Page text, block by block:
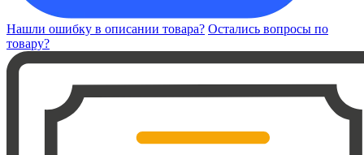
Нашли ошибку в описании товара? Остались вопросы по
товару?